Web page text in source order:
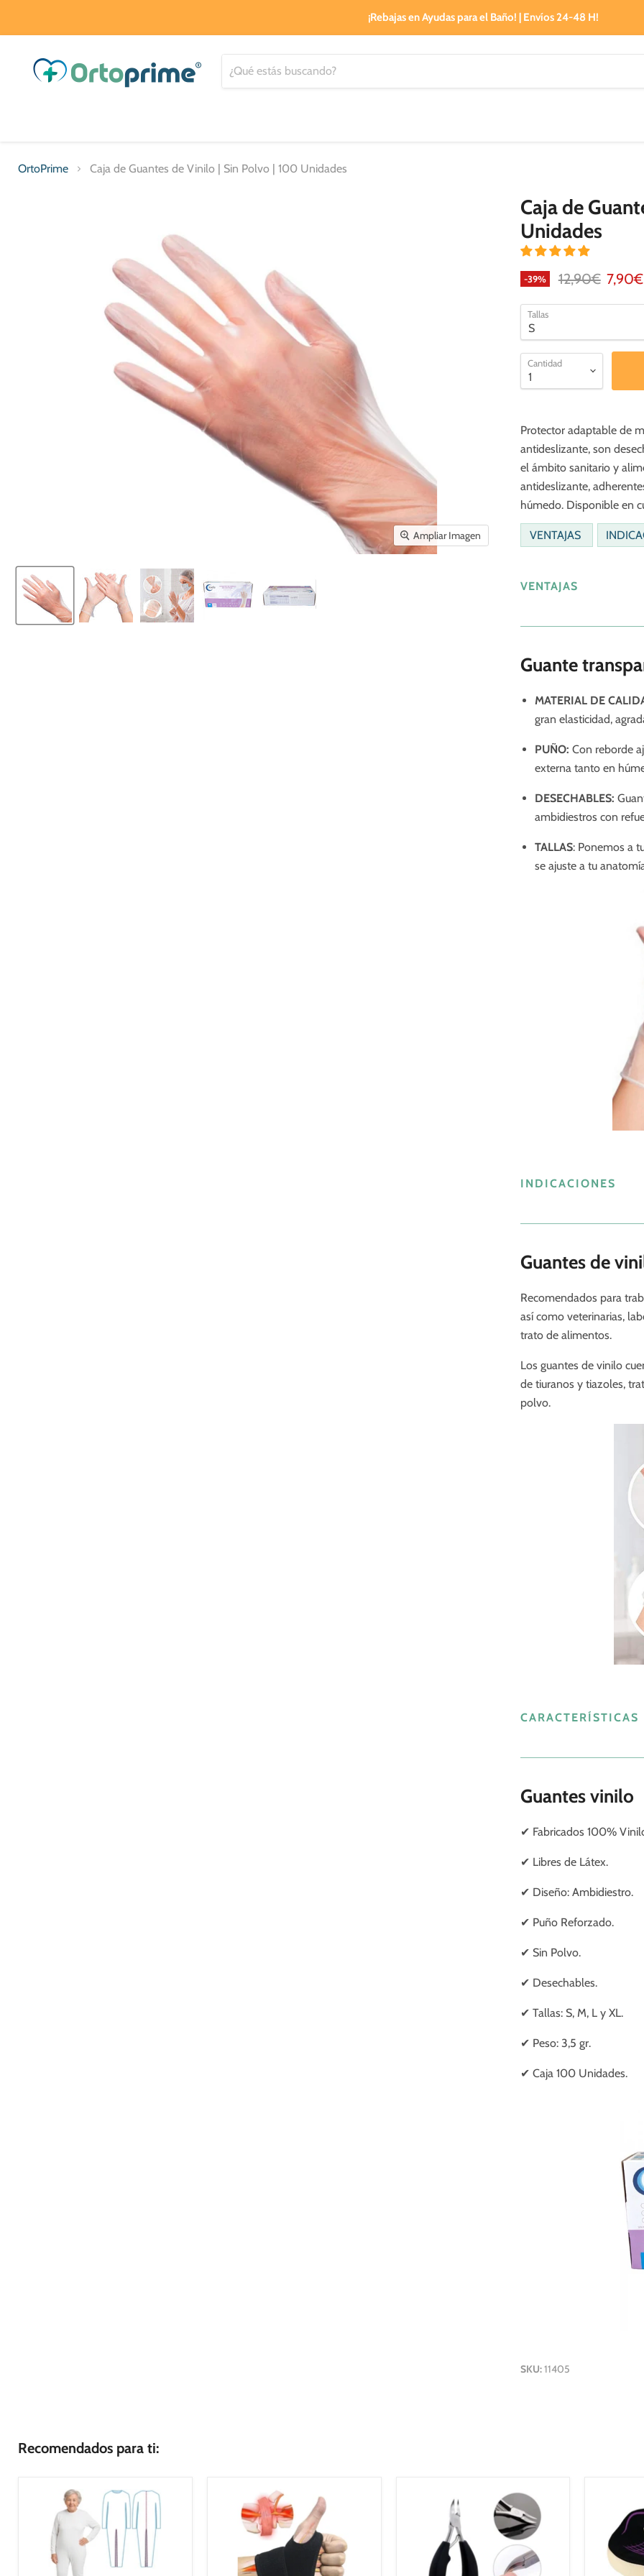
¡Rebajas en Ayudas para el Baño! | Envíos 24-48 H!
OrtoPrime Caja de Guantes de Vinilo | Sin Polvo | 100 Unidades
Ampliar Imagen
Caja de
Unidades
-39% Precio original
12,90€ 7,90€
Tallas
Cantidad
Protector adaptable de
antideslizante, son
el ámbito sanitario y
antideslizante,
húmedo. Disponible en
VENTAJAS
VENTAJAS
Guante
MATERIAL DE
gran elasticidad,
PUÑO: Con reborde
externa tanto en
DESECHABLES:
ambidiestros con
TALLAS: Ponemos a
se ajuste a tu
INDICACIONES
Guantes de
Recomendados para
así como veterinarias,
trato de alimentos.
Los guantes de vinilo
de tiuranos y tiazoles,
polvo.
CARACTERÍSTICAS
Guantes vinilo
✔ Fabricados 100%
✔ Libres de Látex.
✔ Diseño: Ambidiestro.
✔ Puño Reforzado.
✔ Sin Polvo.
✔ Desechables.
✔ Tallas: S, M, L y XL.
✔ Peso: 3,5 gr.
✔ Caja 100 Unidades.
SKU:11405
Recomendados para ti: